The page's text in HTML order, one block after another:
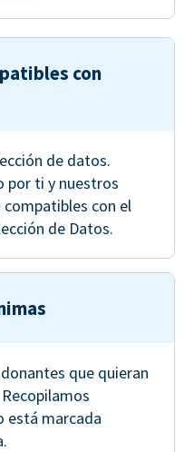
con
de datos.
por ti y nuestros
con el
de Datos.
que quieran
está marcada